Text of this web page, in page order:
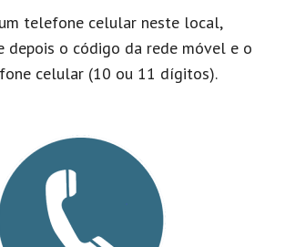
telefone celular neste local,
depois o código da rede móvel e o
celular (10 ou 11 dígitos).